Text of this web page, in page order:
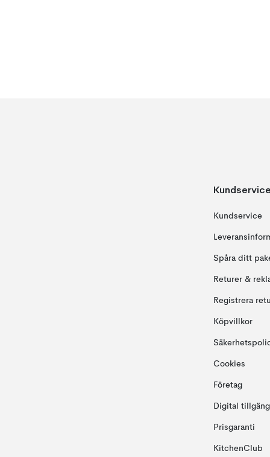
Kundservice
Kundservice
Spåra ditt
Returer &
Registrera
Köpvillkor
Cookies
Företag
Digital
Prisgaranti
KitchenClub